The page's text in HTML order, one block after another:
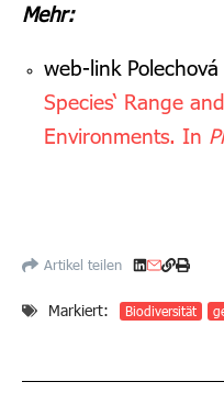
Mehr:
web-link
Species‘ Range
Environments. In
Artikel teilen
Markiert: Biodiversität